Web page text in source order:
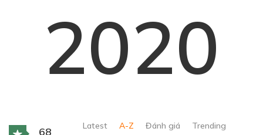
2020
68
Latest A-Z Đánh giá Trending